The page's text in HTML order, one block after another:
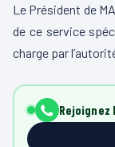
Le Président de
de ce service
charge par
Rejoignez